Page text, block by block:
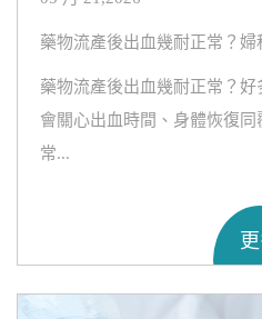
藥物流產後出血幾耐正常？婦
藥物流產後出血幾耐正常？
會關心出血時間、身體恢復
常...